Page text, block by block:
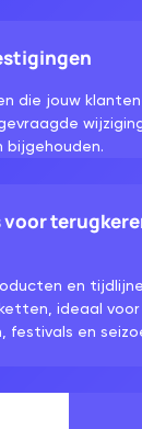
die jouw
bijgehouden.
en
ideaal voor
festivals en